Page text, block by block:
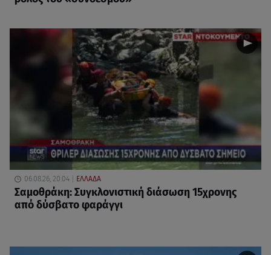
06.08.26, 20:04 ΕΛΛΑΔΑ
Σαμοθράκη: Συγκλονιστική διάσωση 15χρονης
από δύσβατο φαράγγι